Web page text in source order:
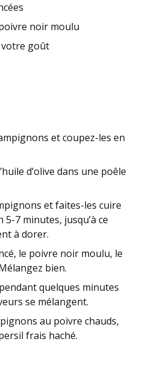
noir moulu
votre goût
et coupez-les en
d’olive dans une poêle
et faites-les cuire
7 minutes, jusqu’à ce
à dorer.
le poivre noir moulu, le
bien.
quelques minutes
se mélangent.
au poivre chauds,
frais haché.